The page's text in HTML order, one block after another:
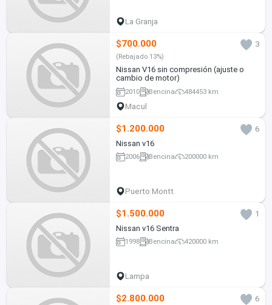
La Granja
$700.000 3
(Rebajado 13%)
Nissan V16 sin compresión (ajuste o
cambio de motor)
2010 Bencina 484453 km
Macul
$1.200.000
6
Nissan v16
2006 Bencina 200000 km
Puerto Montt
$1.500.000
1
Nissan v16 Sentra
1998 Bencina 420000 km
Lampa
$2.800.000
6